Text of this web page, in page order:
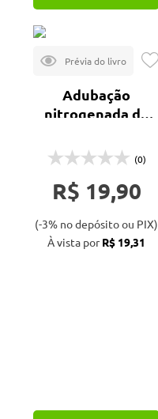
Adubação
nitrogenada da
com base na
clorofilometria
via aeronave
remotamente
pilotada
(0)
R$ 19,90
(-3% no depósito ou PIX)
À vista porR$ 19,31